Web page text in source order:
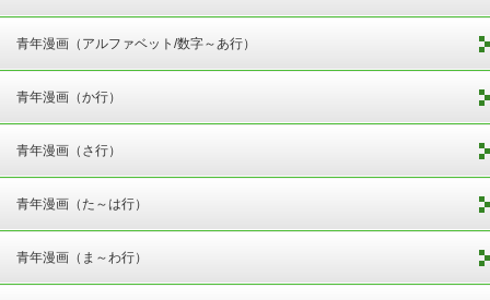
青年漫画（アルファベット/数字～あ行）
青年漫画（か行）
青年漫画（さ行）
青年漫画（た～は行）
青年漫画（ま～わ行）